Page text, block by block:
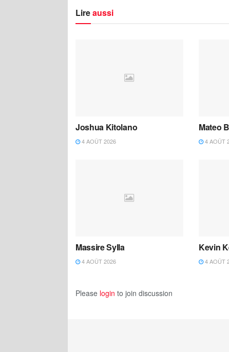
Lireaussi
Joshua Kitolano
4 AOÛT 2026
Mateo
4 AOÛT
Massire Sylla
4 AOÛT 2026
Kevin
4 AOÛT
Please login to join discussion